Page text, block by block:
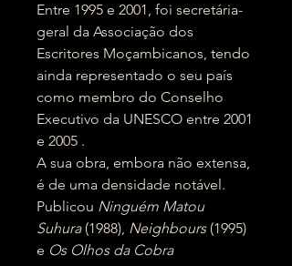
Entre 1995 e 2001, foi secretária-
geral da Associação dos
Escritores Moçambicanos, tendo
ainda representado o seu país
como membro do Conselho
Executivo da UNESCO entre 2001
e 2005 .
A sua obra, embora não extensa,
é de uma densidade notável.
Publicou Ninguém Matou
Suhura(1988), Neighbours(1995)
e Os Olhos da Cobra